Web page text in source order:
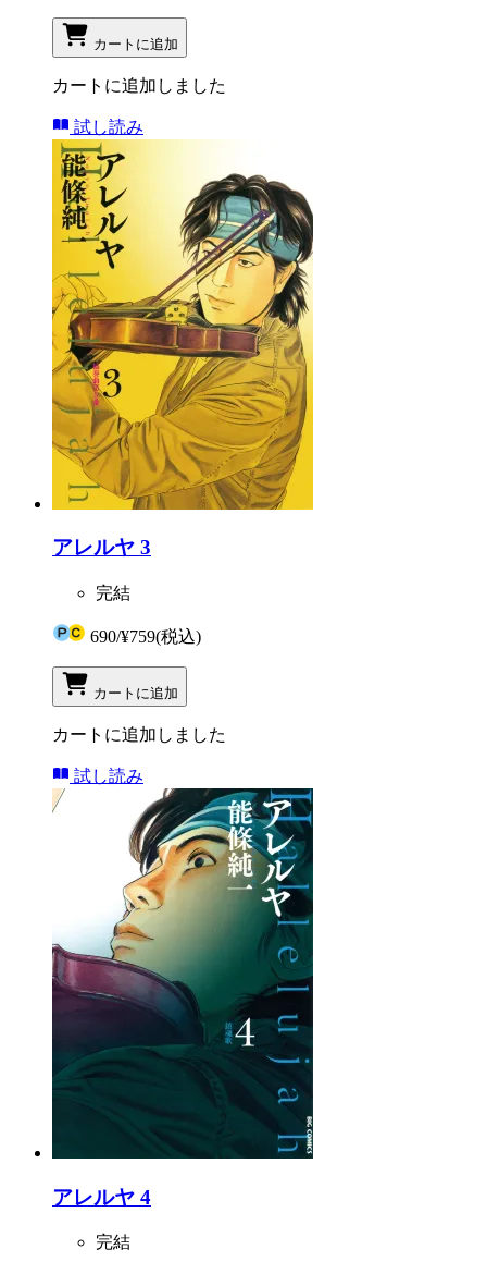
カートに追加
カートに追加しました
試し読み
アレルヤ 3
完結
690/¥759(税込)
カートに追加
カートに追加しました
試し読み
アレルヤ 4
完結